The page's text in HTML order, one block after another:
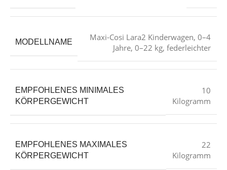
MODELLNAME
‎Maxi-Cosi Lara2 Kinderwagen, 0–4
Jahre, 0–22 kg, federleichter
EMPFOHLENES MINIMALES
KÖRPERGEWICHT
‎10
Kilogramm
EMPFOHLENES MAXIMALES
KÖRPERGEWICHT
‎22
Kilogramm